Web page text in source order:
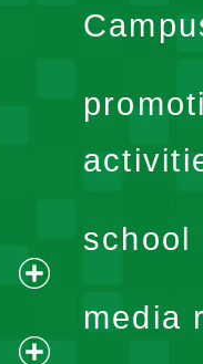
school
media
expand